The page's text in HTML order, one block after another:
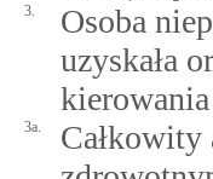
3.
Osoba
uzyskała
3a.
Całkowity